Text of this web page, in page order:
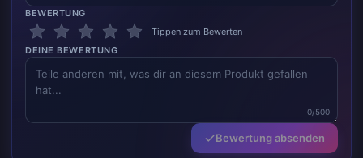
BEWERTUNG
Tippen zum Bewerten
DEINE BEWERTUNG
0/500
Bewertung absenden